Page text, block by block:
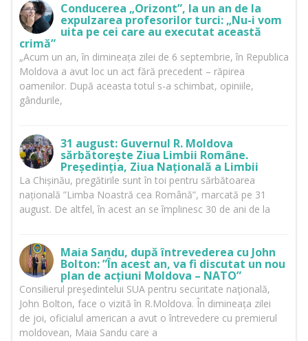
Conducerea „Orizont”, la un an de la
expulzarea profesorilor turci: „Nu-i vom
uita pe cei care au executat această
crimă”
„Acum un an, în dimineața zilei de 6 septembrie, în Republica
Moldova a avut loc un act fără precedent – răpirea
oamenilor. După aceasta totul s-a schimbat, opiniile,
gândurile,
31 august: Guvernul R. Moldova
sărbătorește Ziua Limbii Române.
Președinția, Ziua Națională a Limbii
La Chișinău, pregătirile sunt în toi pentru sărbătoarea
națională ”Limba Noastră cea Română”, marcată pe 31
august. De altfel, în acest an se împlinesc 30 de ani de la
Maia Sandu, după întrevederea cu John
Bolton: ”În acest an, va fi discutat un nou
plan de acțiuni Moldova – NATO”
Consilierul preşedintelui SUA pentru securitate naţională,
John Bolton, face o vizită în R.Moldova. În dimineața zilei
de joi, oficialul american a avut o întrevedere cu premierul
moldovean, Maia Sandu care a